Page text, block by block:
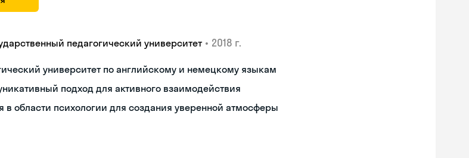
педагогический университет • 2018 г.
университет по английскому и немецкому языкам
подход для активного взаимодействия
в области психологии для создания уверенной атмосферы